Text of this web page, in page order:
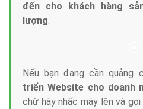
đến cho khách hàng
lượng.
Nếu bạn đang cần quảng
triển Website cho doanh
chừ hãy nhấc máy lên và